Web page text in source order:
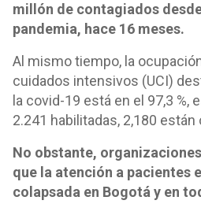
millón de contagiados
pandemia, hace 16 meses.
Al mismo tiempo, la
cuidados intensivos (UCI)
la covid-19 está en el 97,3 %,
2.241 habilitadas, 2,180 están
No obstante,
que la atención a pacientes
colapsada en Bogotá y en